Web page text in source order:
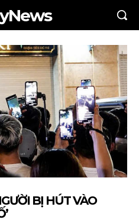
BỊ HÚT VÀO